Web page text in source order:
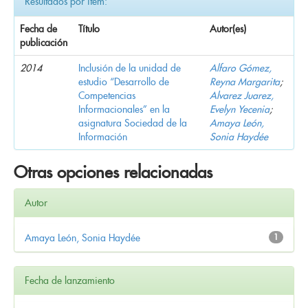
Fecha de
publicación
Título Autor(es)
2014
Inclusión de la unidad de
estudio “Desarrollo de
Competencias
Informacionales” en la
asignatura Sociedad de la
Información
Alfaro Gómez,
Reyna Margarita;
Alvarez Juarez,
Evelyn Yecenia;
Amaya León,
Sonia Haydée
Otras opciones relacionadas
Autor
1
Amaya León, Sonia Haydée
Fecha de lanzamiento